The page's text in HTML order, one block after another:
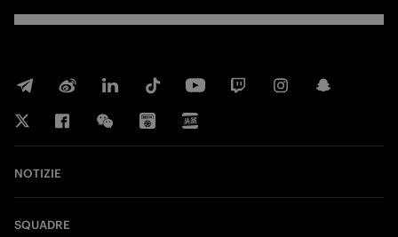
NOTIZIE
SQUADRE